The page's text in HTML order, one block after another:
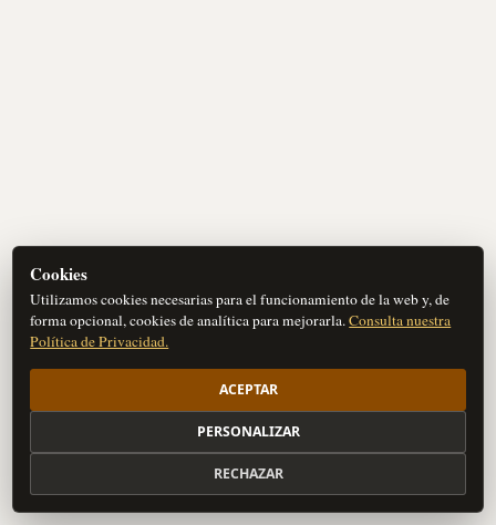
Cookies
Utilizamos cookies necesarias para el funcionamiento de la web y, de
forma opcional, cookies de analítica para mejorarla.Consulta nuestra
Política de Privacidad.
ACEPTAR
PERSONALIZAR
RECHAZAR